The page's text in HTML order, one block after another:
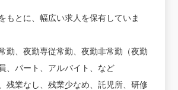
もとに、幅広い求人を保有していま
勤、夜勤専従常勤、夜勤非常勤（夜勤
、パート、アルバイト、など
残業なし、残業少なめ、託児所、研修